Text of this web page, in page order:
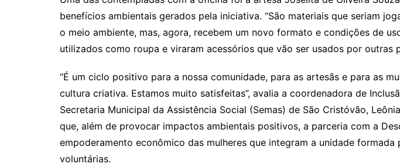
benefícios ambientais gerados pela iniciativa. “São materiais que seriam
o meio ambiente, mas, agora, recebem um novo formato e condições de
utilizados como roupa e viraram acessórios que vão ser usados por outras
“É um ciclo positivo para a nossa comunidade, para as artesãs e para as
cultura criativa. Estamos muito satisfeitas”, avalia a coordenadora de
Secretaria Municipal da Assistência Social (Semas) de São Cristóvão,
que, além de provocar impactos ambientais positivos, a parceria com a
empoderamento econômico das mulheres que integram a unidade formada
voluntárias.